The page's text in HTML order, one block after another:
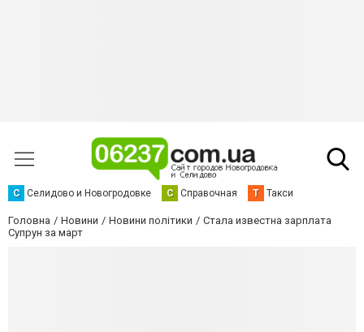
С Селидово и Новогродовке С Справочная Т Такси
Головна Новини Новини політики
Стала известна зарплата
Супрун за март